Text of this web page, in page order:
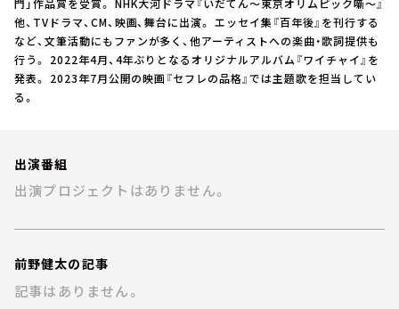
お知らせ
イベント・グッズ
YouTube
会社情報
他、TVドラマ、CM、映画、舞台に出演。 エッセイ集『百年後』を刊行する
など、文筆活動にもファンが多く、他アーティストへの楽曲・歌詞提供も
行う。 2022年4月、4年ぶりとなるオリジナルアルバム『ワイチャイ』を
発表。 2023年7月公開の映画『セフレの品格』では主題歌を担当してい
る。
出演番組
出演プロジェクトはありません。
前野健太の記事
記事はありません。